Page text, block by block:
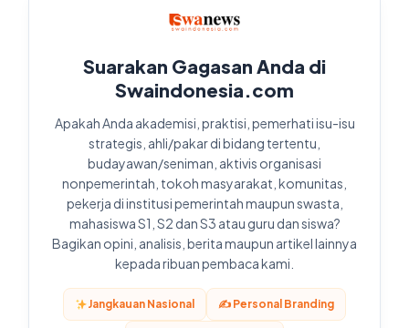
Suarakan Gagasan Anda di
Swaindonesia.com
Apakah Anda akademisi, praktisi, pemerhati isu-isu
strategis, ahli/pakar di bidang tertentu,
budayawan/seniman, aktivis organisasi
nonpemerintah, tokoh masyarakat, komunitas,
pekerja di institusi pemerintah maupun swasta,
mahasiswa S1, S2 dan S3 atau guru dan siswa?
Bagikan opini, analisis, berita maupun artikel lainnya
kepada ribuan pembaca kami.
Jangkauan Nasional ✍️ Personal Branding